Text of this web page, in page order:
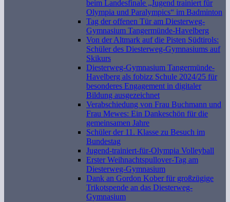
beim Landesfinale „Jugend trainiert für
Olympia und Paralympics“ im Badminton
Tag der offenen Tür am Diesterweg-
Gymnasium Tangermünde-Havelberg
Von der Altmark auf die Pisten Südtirols:
Schüler des Diesterweg-Gymnasiums auf
Skikurs
Diesterweg-Gymnasium Tangermünde-
Havelberg als fobizz Schule 2024/25 für
besonderes Engagement in digitaler
Bildung ausgezeichnet
Verabschiedung von Frau Buchmann und
Frau Mewes: Ein Dankeschön für die
gemeinsamen Jahre
Schüler der 11. Klasse zu Besuch im
Bundestag
Jugend-trainiert-für-Olympia Volleyball
Erster Weihnachtspullover-Tag am
Diesterweg-Gymnasium
Dank an Gordon Kober für großzügige
Trikotspende an das Diesterweg-
Gymnasium